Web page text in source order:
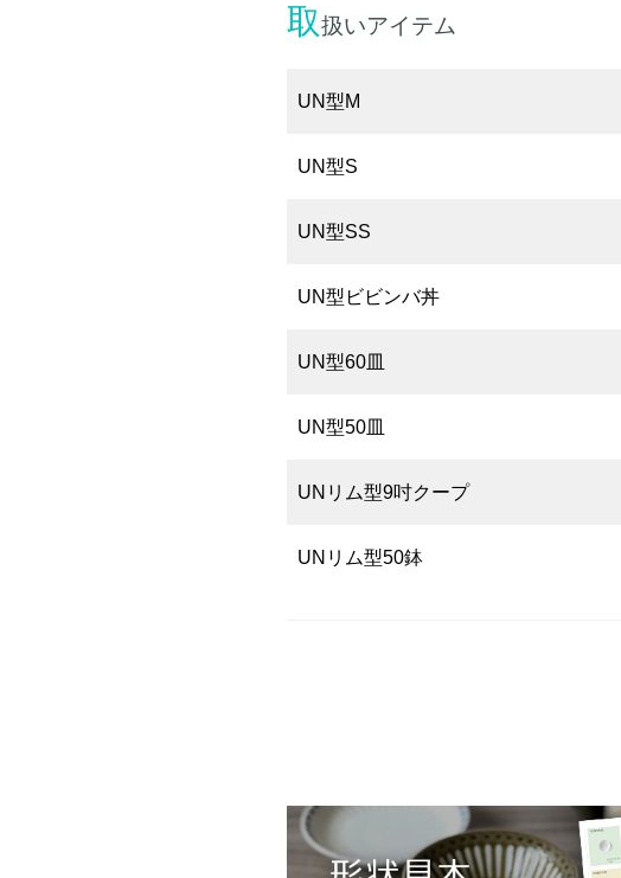
取扱いアイテム
UN型M
UN型S
UN型SS
UN型ビビンバ丼
UN型60皿
UN型50皿
UNリム型9吋クープ
UNリム型50鉢